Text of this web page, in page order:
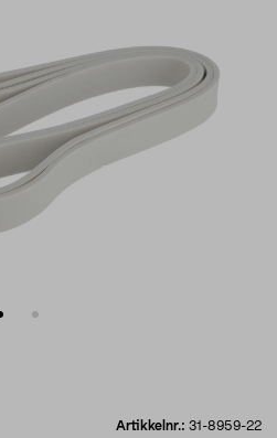
Artikkelnr.: 31-8959-22